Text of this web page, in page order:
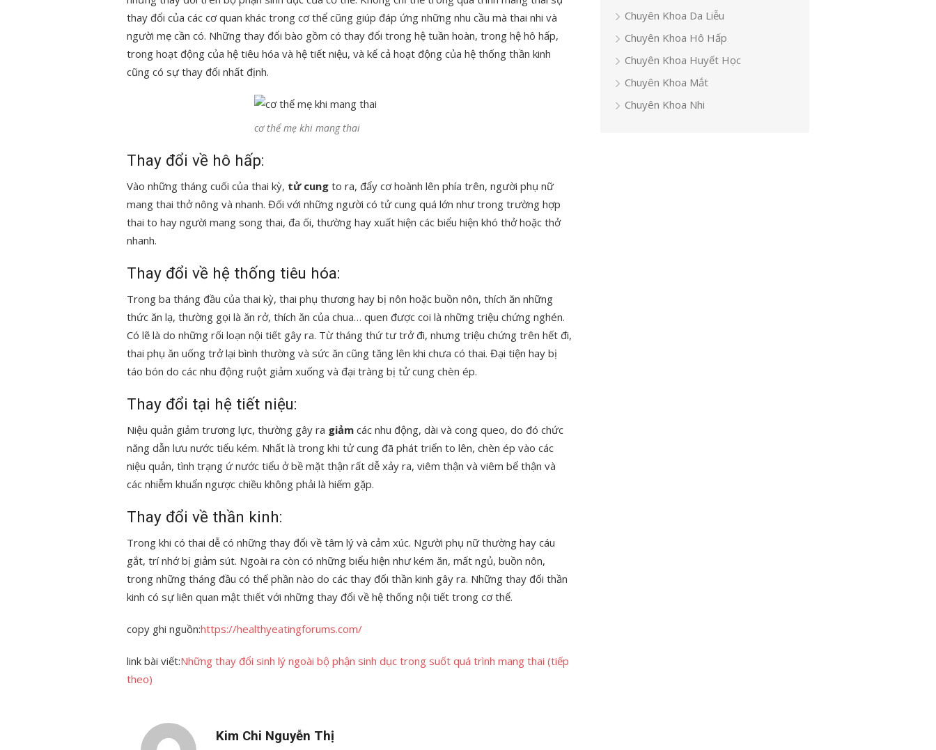
thay đổi của các cơ quan khác trong cơ thể cũng giúp đáp ứng những nhu cầu mà thai nhi và
người mẹ cần có. Những thay đổi bào gồm có thay đổi trong hệ tuần hoàn, trong hệ hô hấp,
trong hoạt động của hệ tiêu hóa và hệ tiết niệu, và kể cả hoạt động của hệ thống thần kinh
cũng có sự thay đổi nhất định.
cơ thể mẹ khi mang thai
Thay đổi về hô hấp:
Vào những tháng cuối của thai kỳ, tử cung to ra, đẩy cơ hoành lên phía trên, người phụ nữ
mang thai thở nông và nhanh. Đối với những người có tử cung quá lớn như trong trường hợp
thai to hay người mang song thai, đa ối, thường hay xuất hiện các biểu hiện khó thở hoặc thở
nhanh.
Thay đổi về hệ thống tiêu hóa:
Trong ba tháng đầu của thai kỳ, thai phụ thương hay bị nôn hoặc buồn nôn, thích ăn những
thức ăn lạ, thường gọi là ăn rở, thích ăn của chua… quen được coi là những triệu chứng nghén.
Có lẽ là do những rối loạn nội tiết gây ra. Từ tháng thứ tư trở đi, nhưng triệu chứng trên hết đi,
thai phụ ăn uống trở lại bình thường và sức ăn cũng tăng lên khi chưa có thai. Đại tiện hay bị
táo bón do các nhu động ruột giảm xuống và đại tràng bị tử cung chèn ép.
Thay đổi tại hệ tiết niệu:
Niệu quản giảm trương lực, thường gây ra giảm các nhu động, dài và cong queo, do đó chức
năng dẫn lưu nước tiểu kém. Nhất là trong khi tử cung đã phát triển to lên, chèn ép vào các
niệu quản, tình trạng ứ nước tiểu ở bề mặt thận rất dễ xảy ra, viêm thận và viêm bể thận và
các nhiễm khuẩn ngược chiều không phải là hiếm gặp.
Thay đổi về thần kinh:
Trong khi có thai dễ có những thay đổi về tâm lý và cảm xúc. Người phụ nữ thường hay cáu
gắt, trí nhớ bị giảm sút. Ngoài ra còn có những biểu hiện như kém ăn, mất ngủ, buồn nôn,
trong những tháng đầu có thể phần nào do các thay đổi thần kinh gây ra. Những thay đổi thần
kinh có sự liên quan mật thiết với những thay đổi về hệ thống nội tiết trong cơ thể.
copy ghi nguồn:https://healthyeatingforums.com/
link bài viết:Những thay đổi sinh lý ngoài bộ phận sinh dục trong suốt quá trình mang thai (tiếp
theo)
Kim Chi Nguyễn Thị
Chuyên Khoa Da Liễu
Chuyên Khoa Hô Hấp
Chuyên Khoa Huyết Học
Chuyên Khoa Mắt
Chuyên Khoa Nhi